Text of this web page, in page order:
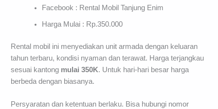
Facebook : Rental Mobil Tanjung Enim
Harga Mulai : Rp.350.000
Rental mobil ini menyediakan unit armada dengan keluaran
tahun terbaru, kondisi nyaman dan terawat. Harga terjangkau
sesuai kantong mulai 350K. Untuk hari-hari besar harga
berbeda dengan biasanya.
Persyaratan dan ketentuan berlaku. Bisa hubungi nomor